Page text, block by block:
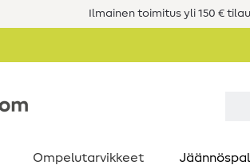
Ilmainen toimitus yli 150 €
Ompelutarvikkeet